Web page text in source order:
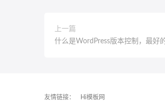
上一篇
什么是WordPress版本控制，最好
友情链接： Hi模板网